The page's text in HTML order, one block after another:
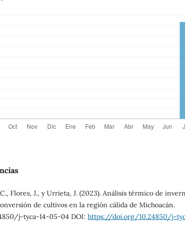
Flores, J., y Urrieta, J. (2023). Análisis térmico de
de cultivos en la región cálida de Michoacán.
j-tyca-14-05-04 DOI: https://doi.org/10.24850/j-